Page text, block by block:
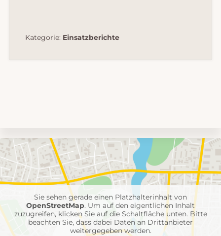
Kategorie: Einsatzberichte
Umgebungskarte
mit
Feuerwehr-
Einheiten
Sie sehen gerade einen Platzhalterinhalt von
OpenStreetMap. Um auf den eigentlichen Inhalt
zuzugreifen, klicken Sie auf die Schaltfläche unten. Bitte
beachten Sie, dass dabei Daten an Drittanbieter
weitergegeben werden.